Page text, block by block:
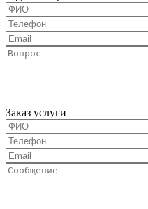
Заказ услуги